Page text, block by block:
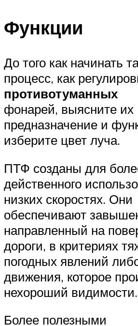
Функции
До того как начинать
процесс, как
противотуманных
фонарей, выясните их
предназначение и
изберите цвет луча.
ПТФ созданы для
действенного
низких скоростях. Они
обеспечивают
направленный на
дороги, в критериях
погодных явлений
движения, которое
нехороший видимости.
Более полезными